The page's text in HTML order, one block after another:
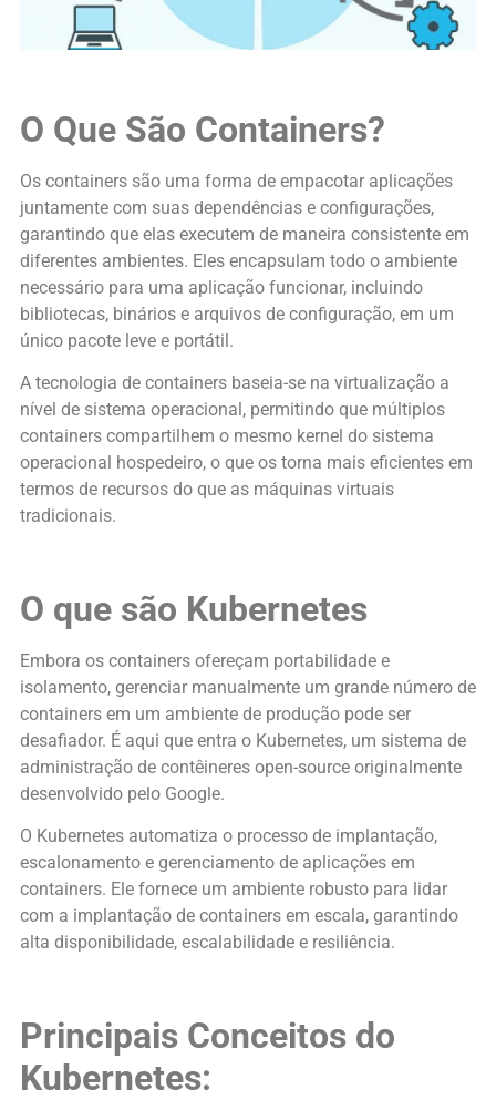
O Que São Containers?
Os containers são uma forma de empacotar aplicações
juntamente com suas dependências e configurações,
garantindo que elas executem de maneira consistente em
diferentes ambientes. Eles encapsulam todo o ambiente
necessário para uma aplicação funcionar, incluindo
bibliotecas, binários e arquivos de configuração, em um
único pacote leve e portátil.
A tecnologia de containers baseia-se na virtualização a
nível de sistema operacional, permitindo que múltiplos
containers compartilhem o mesmo kernel do sistema
operacional hospedeiro, o que os torna mais eficientes em
termos de recursos do que as máquinas virtuais
tradicionais.
O que são Kubernetes
Embora os containers ofereçam portabilidade e
isolamento, gerenciar manualmente um grande número de
containers em um ambiente de produção pode ser
desafiador. É aqui que entra o Kubernetes, um sistema de
administração de contêineres open-source originalmente
desenvolvido pelo Google.
O Kubernetes automatiza o processo de implantação,
escalonamento e gerenciamento de aplicações em
containers. Ele fornece um ambiente robusto para lidar
com a implantação de containers em escala, garantindo
alta disponibilidade, escalabilidade e resiliência.
Principais Conceitos do
Kubernetes: